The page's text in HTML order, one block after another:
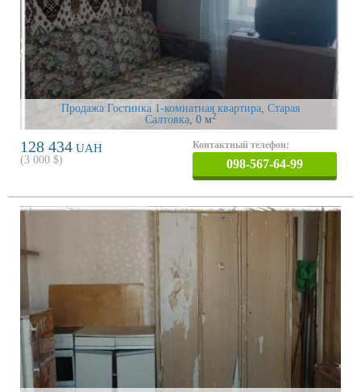
Продажа Гостинка 1-комнатная квартира, Старая
Салтовка, 0 м2
128 434 UAH
(3 000 $)
Контактный телефон:
098-567-64-99